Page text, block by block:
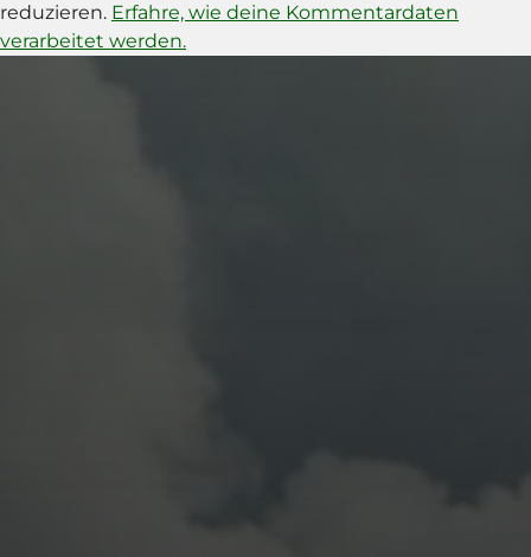
reduzieren. Erfahre, wie deine Kommentardaten
verarbeitet werden.